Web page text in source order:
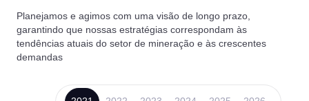
Planejamos e agimos com uma visão de longo prazo,
garantindo que nossas estratégias correspondam às
tendências atuais do setor de mineração e às crescentes
demandas